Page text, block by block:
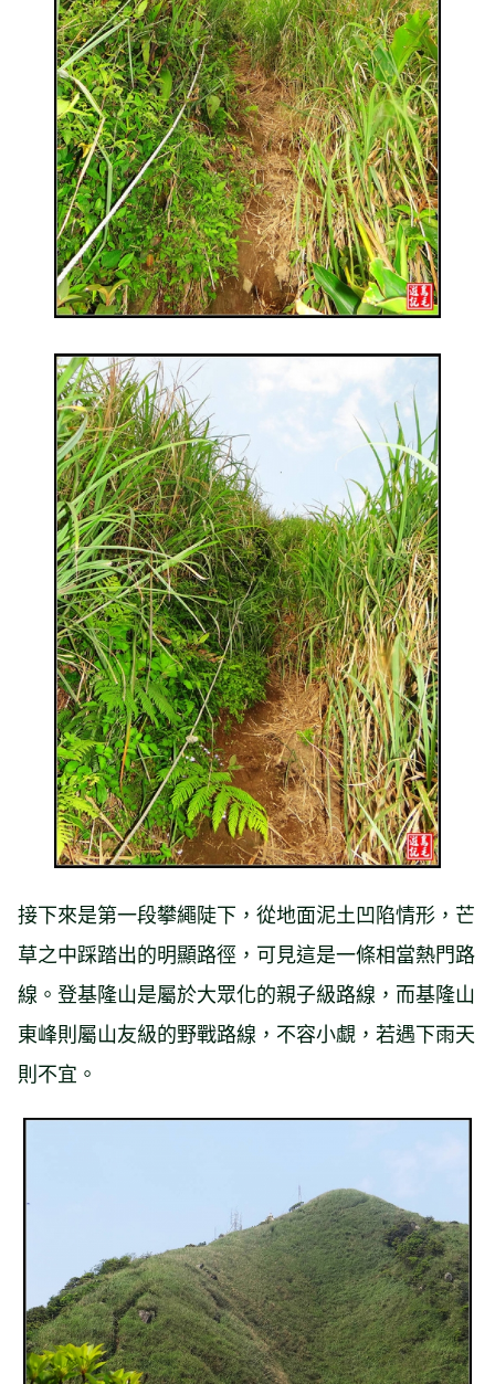
接下來是第一段攀繩陡下，從地面泥土凹陷情形，芒
草之中踩踏出的明顯路徑，可見這是一條相當熱門路
線。登基隆山是屬於大眾化的親子級路線，而基隆山
東峰則屬山友級的野戰路線，不容小覷，若遇下雨天
則不宜。